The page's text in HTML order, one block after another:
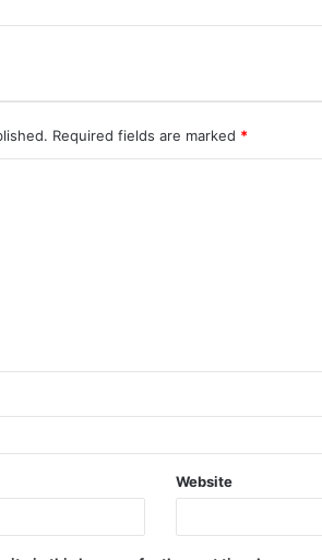
Required fields are marked *
Website